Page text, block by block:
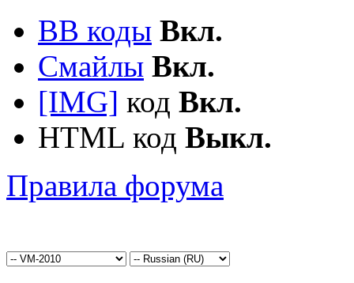
BB коды Вкл.
Смайлы Вкл.
[IMG] код Вкл.
HTML код Выкл.
Правила форума